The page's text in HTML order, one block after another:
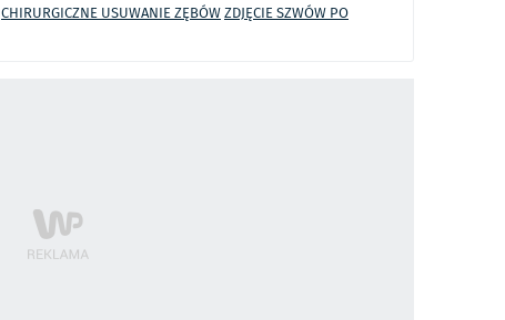
CHIRURGICZNE USUWANIE ZĘBÓWZDJĘCIE SZWÓW PO